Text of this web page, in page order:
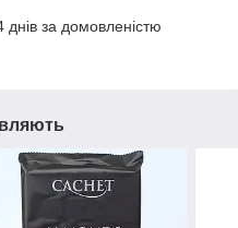
за домовленістю